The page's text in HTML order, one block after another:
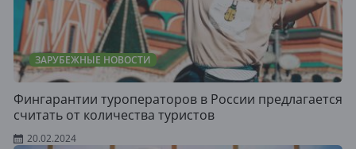
ЗАРУБЕЖНЫЕ НОВОСТИ
Фингарантии туроператоров в России предлагается
считать от количества туристов
20.02.2024